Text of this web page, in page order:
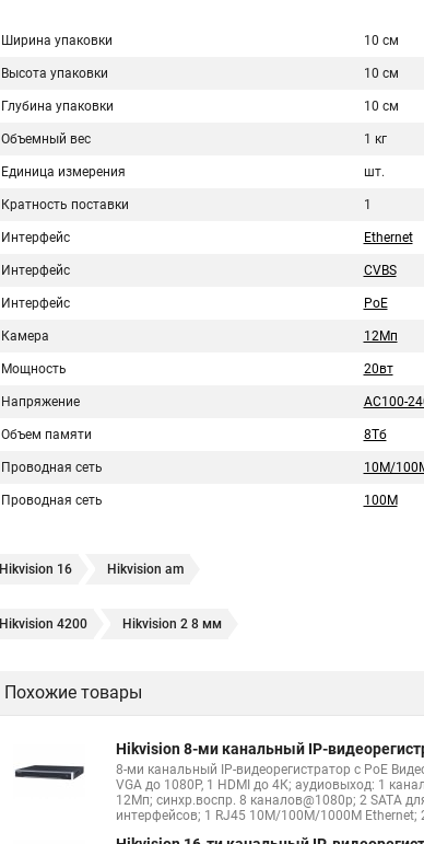
Ширина упаковки 10 см
Высота упаковки 10 см
Глубина упаковки 10 см
Объемный вес 1 кг
Единица измерения шт.
Кратность поставки 1
Интерфейс Ethernet
Интерфейс CVBS
Интерфейс PoE
Камера 12Мп
Мощность 20вт
Напряжение AC100-
Объем памяти 8Тб
Проводная сеть 10M/
Проводная сеть 100M
Hikvision 16 Hikvision am
Hikvision 4200 Hikvision 2 8 мм
Похожие товары
Hikvision 8-ми канальный IP-
8-ми канальный IP-видеорегистратор c PoE
VGA до 1080Р, 1 HDMI до 4К; аудиовыход: 1
12Мп; синхр.воспр. 8 каналов@1080р; 2 SATA
интерфейсов; 1 RJ45 10M/100M/1000M Ethernet;